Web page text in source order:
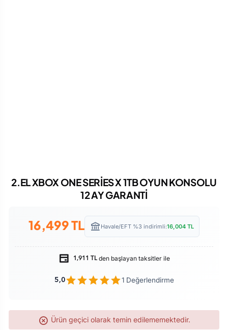
2.EL XBOX ONE SERİES X 1TB OYUN KONSOLU
12 AY GARANTİ
16,499TL Havale/EFT %3 indirimli:16,004 TL
1,911 TLden başlayan taksitler ile
5,0 1 Değerlendirme
Ürün geçici olarak temin edilememektedir.